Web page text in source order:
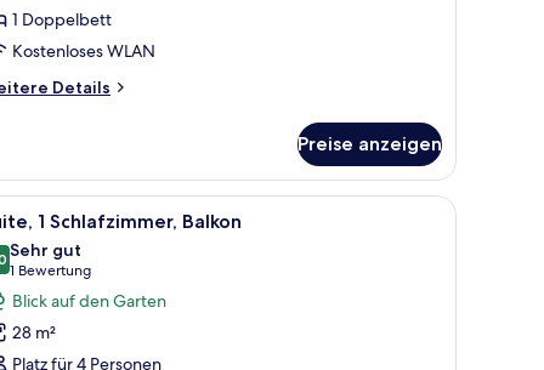
1 Doppelbett
Kostenloses WLAN
Details
Preise anzeigen
mit Vorhängen und Blick nach außen.
einem Nachttisch, einem Sessel und Blick auf das Meer.
Ein Hotelzimmer mit einem großen Bett,
8 1 Schlafzimmer, Balkon
von 10
Sehr gut
1 Bewertung
(1
Bewertung)
Blick auf den Garten
28 m²
Platz für 4 Personen